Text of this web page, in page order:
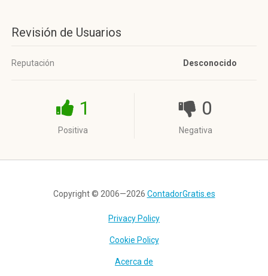
Revisión de Usuarios
Reputación Desconocido
1
Positiva
0
Negativa
Copyright © 2006—2026 ContadorGratis.es
Privacy Policy
Cookie Policy
Acerca de